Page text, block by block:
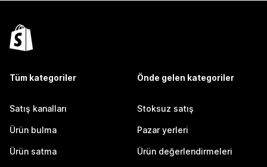
Tüm kategoriler
Satış kanalları
Ürün bulma
Ürün satma
Önde gelen kategoriler
Stoksuz satış
Pazar yerleri
Ürün değerlendirmeleri